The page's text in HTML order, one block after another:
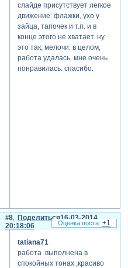
слайде присутствует легкое
движение: флажки, ухо у
зайца, тапочек и т.п. и в
конце этого не хватает. ну
это так, мелочи. в целом,
работа удалась. мне очень
понравилась. спасибо.
Поделиться
8
16-03-2014
20:18:06
tatiana71
работа выполнена в
спокойных тонах ,красиво
+1